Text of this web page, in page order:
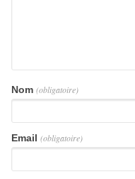
Nom (obligatoire)
Email (obligatoire)